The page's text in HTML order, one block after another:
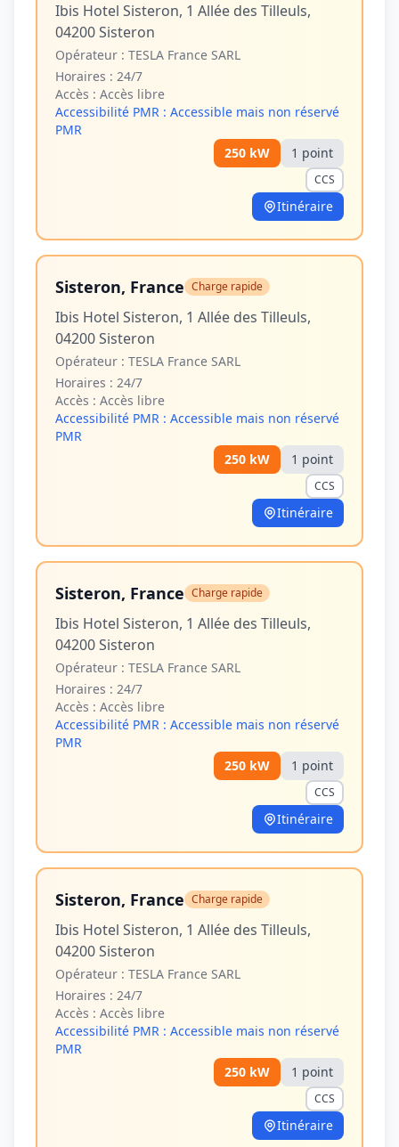
Ibis Hotel Sisteron, 1 Allée des Tilleuls,
04200 Sisteron
Opérateur : TESLA France SARL
Horaires : 24/7
Accès : Accès libre
Accessibilité PMR : Accessible mais non réservé
PMR
250 kW 1 point
CCS
Itinéraire
Sisteron, France Charge rapide
Ibis Hotel Sisteron, 1 Allée des Tilleuls,
04200 Sisteron
Opérateur : TESLA France SARL
Horaires : 24/7
Accès : Accès libre
Accessibilité PMR : Accessible mais non réservé
PMR
250 kW 1 point
CCS
Itinéraire
Sisteron, France Charge rapide
Ibis Hotel Sisteron, 1 Allée des Tilleuls,
04200 Sisteron
Opérateur : TESLA France SARL
Horaires : 24/7
Accès : Accès libre
Accessibilité PMR : Accessible mais non réservé
PMR
250 kW 1 point
CCS
Itinéraire
Sisteron, France Charge rapide
Ibis Hotel Sisteron, 1 Allée des Tilleuls,
04200 Sisteron
Opérateur : TESLA France SARL
Horaires : 24/7
Accès : Accès libre
Accessibilité PMR : Accessible mais non réservé
PMR
250 kW 1 point
CCS
Itinéraire